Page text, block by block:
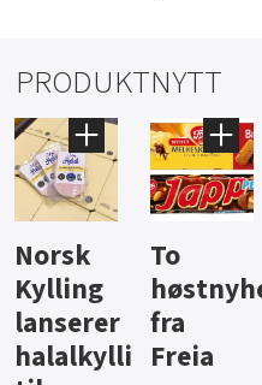
PRODUKTNYTT
Knalltall
for Açai
Bowl
Aass vil
bli
førstevalg
i lite-